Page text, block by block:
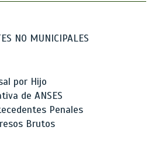
NO MUNICIPALES
por Hijo
de ANSES
Penales
Brutos